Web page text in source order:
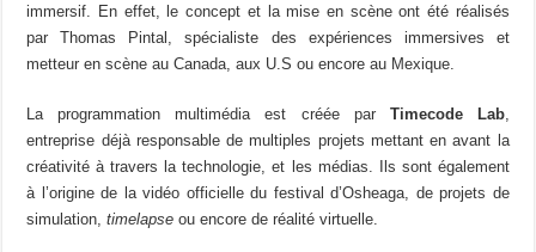
immersif.
En effet, le concept et la mise en scène ont été réalisés
par Thomas Pintal, spécialiste des expériences immersives et
metteur en scène au Canada, aux U.S ou encore au Mexique.
La programmation multimédia est créée par Timecode Lab,
entreprise déjà responsable de multiples projets mettant en avant la
créativité à travers la technologie, et les médias. Ils sont également
à l’origine de la vidéo officielle du festival d’Osheaga, de projets de
simulation, timelapse ou encore de réalité virtuelle.